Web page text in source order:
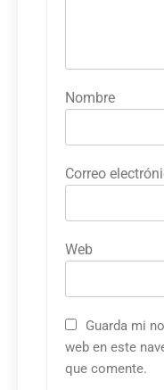
Nombre
Correo
Web
Guarda mi
web en este
que comente.